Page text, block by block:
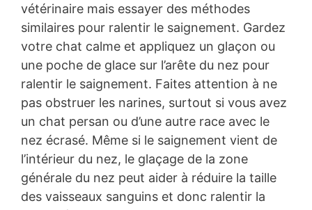
vétérinaire mais essayer des méthodes
similaires pour ralentir le saignement. Gardez
votre chat calme et appliquez un glaçon ou
une poche de glace sur l’arête du nez pour
ralentir le saignement. Faites attention à ne
pas obstruer les narines, surtout si vous avez
un chat persan ou d’une autre race avec le
nez écrasé. Même si le saignement vient de
l’intérieur du nez, le glaçage de la zone
générale du nez peut aider à réduire la taille
des vaisseaux sanguins et donc ralentir la